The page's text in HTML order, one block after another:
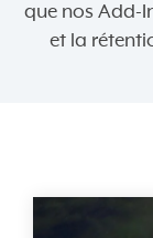
que nos Add-
et la